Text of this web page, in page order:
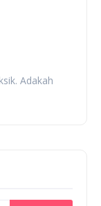
Adakah